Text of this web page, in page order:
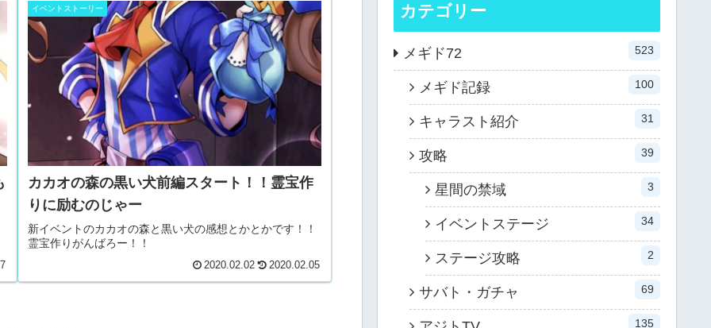
イベントストーリー
カカオの森の黒い犬前編スタート！！霊宝作
りに励むのじゃー
新イベントのカカオの森と黒い犬の感想とかとかです！！
霊宝作りがんばろー！！
2020.02.02 2020.02.05
カテゴリー
メギド72 523
メギド記録 100
キャラスト紹介 31
攻略 39
星間の禁域 3
イベントステージ 34
ステージ攻略 2
サバト・ガチャ 69
135